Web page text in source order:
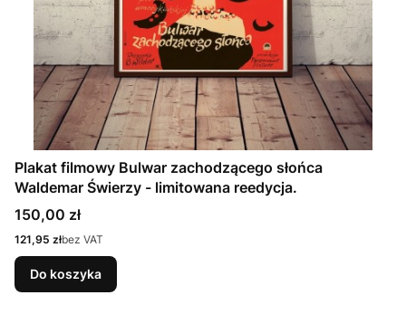
Plakat filmowy Bulwar zachodzącego słońca
Waldemar Świerzy - limitowana reedycja.
Cena
150,00 zł
Cena
121,95 złbez VAT
Do koszyka